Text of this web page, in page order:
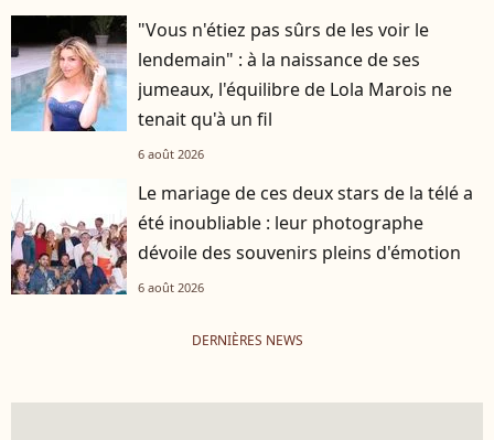
"Vous n'étiez pas sûrs de les voir le
lendemain" : à la naissance de ses
jumeaux, l'équilibre de Lola Marois ne
tenait qu'à un fil
6 août 2026
Le mariage de ces deux stars de la télé a
été inoubliable : leur photographe
dévoile des souvenirs pleins d'émotion
6 août 2026
DERNIÈRES NEWS